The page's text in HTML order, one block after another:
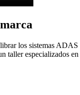
los sistemas
taller especializados